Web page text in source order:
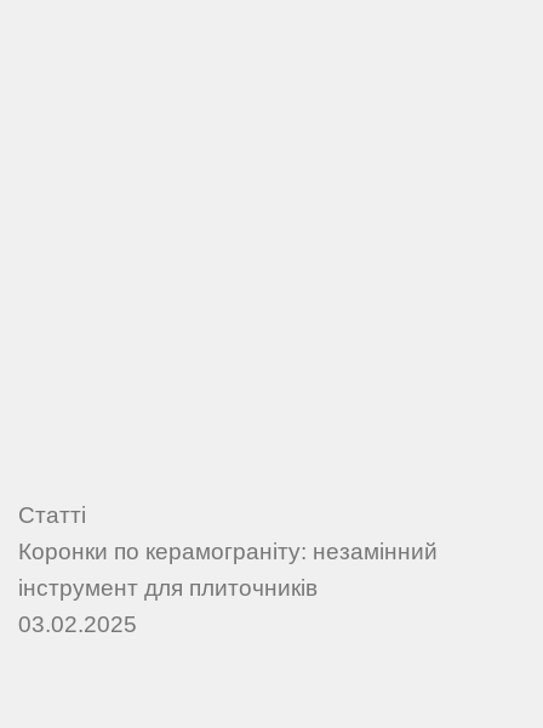
Статті
Коронки по керамограніту: незамінний
інструмент для плиточників
03.02.2025